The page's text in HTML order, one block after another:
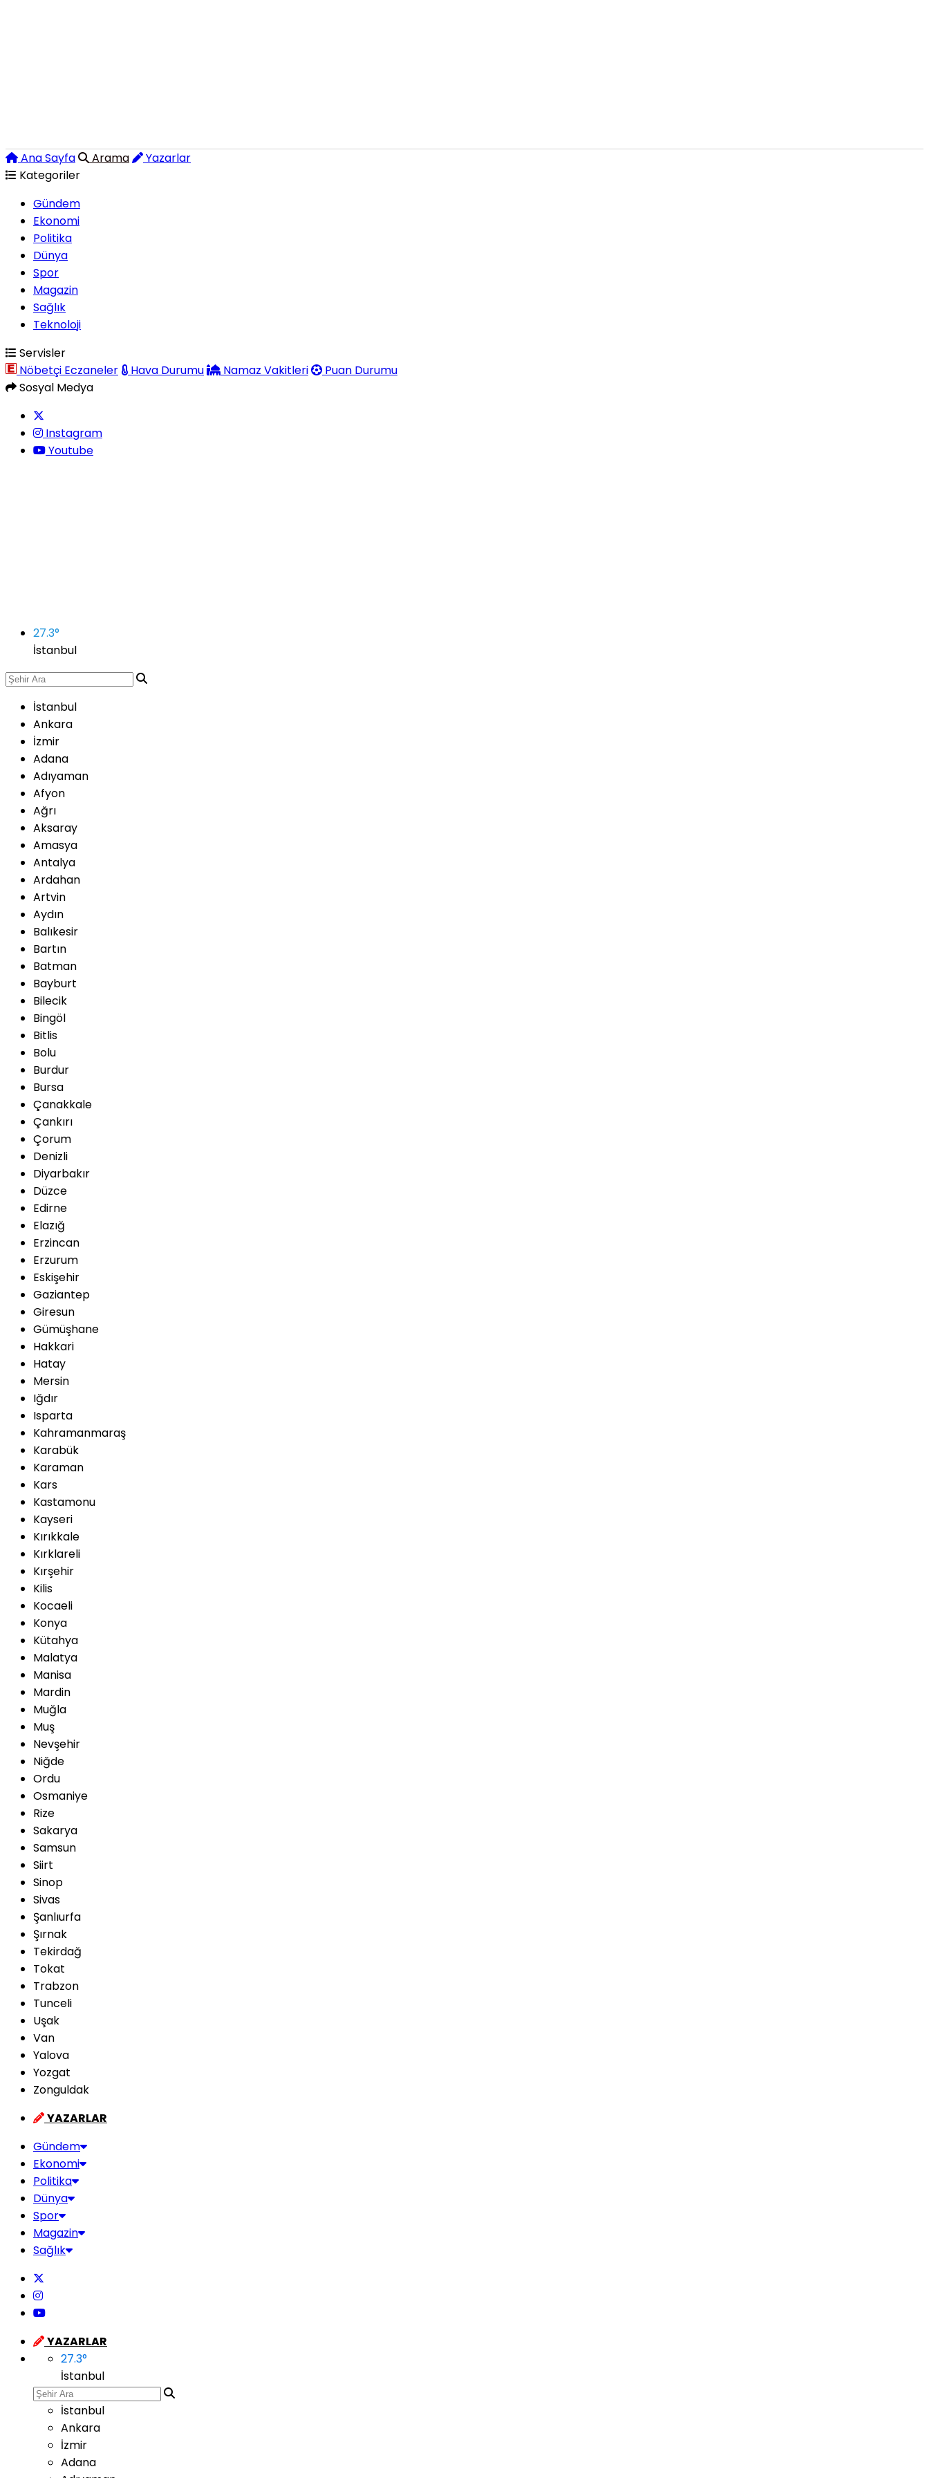
Ana Sayfa Arama
Yazarlar
Kategoriler
Gündem
Ekonomi
Politika
Dünya
Spor
Magazin
Sağlık
Teknoloji
Servisler
Nöbetçi Eczaneler
Hava Durumu Namaz Vakitleri
Puan Durumu
Sosyal Medya
Instagram
Youtube
27.3°
İstanbul
İstanbul
Ankara
İzmir
Adana
Adıyaman
Afyon
Ağrı
Aksaray
Amasya
Antalya
Ardahan
Artvin
Aydın
Balıkesir
Bartın
Batman
Bayburt
Bilecik
Bingöl
Bitlis
Bolu
Burdur
Bursa
Çanakkale
Çankırı
Çorum
Denizli
Diyarbakır
Düzce
Edirne
Elazığ
Erzincan
Erzurum
Eskişehir
Gaziantep
Giresun
Gümüşhane
Hakkari
Hatay
Mersin
Iğdır
Isparta
Kahramanmaraş
Karabük
Karaman
Kars
Kastamonu
Kayseri
Kırıkkale
Kırklareli
Kırşehir
Kilis
Kocaeli
Konya
Kütahya
Malatya
Manisa
Mardin
Muğla
Muş
Nevşehir
Niğde
Ordu
Osmaniye
Rize
Sakarya
Samsun
Siirt
Sinop
Sivas
Şanlıurfa
Şırnak
Tekirdağ
Tokat
Trabzon
Tunceli
Uşak
Van
Yalova
Yozgat
Zonguldak
YAZARLAR
Gündem
Ekonomi
Politika
Dünya
Spor
Magazin
Sağlık
YAZARLAR
27.3°
İstanbul
İstanbul
Ankara
İzmir
Adana